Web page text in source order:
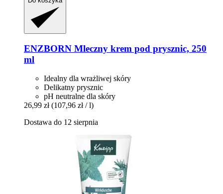
ENZBORN Mleczny krem pod prysznic, 250
ml
Idealny dla wrażliwej skóry
Delikatny prysznic
pH neutralne dla skóry
26,99 zł (107,96 zł / l)
Dostawa do 12 sierpnia